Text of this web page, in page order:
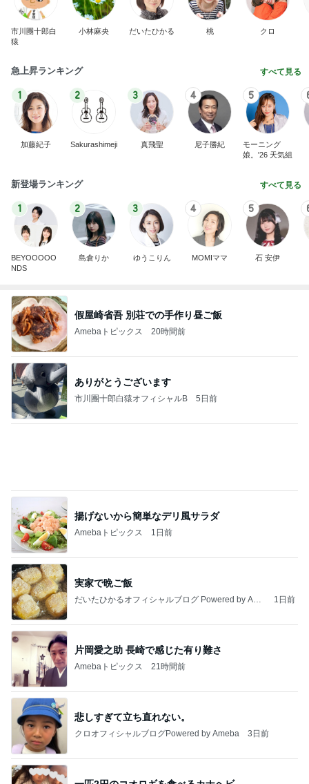
市川團十郎白
猿
小林麻央 だいたひかる 桃 クロ
急上昇ランキング すべて見る
1
加藤紀子
2
Sakurashimeji
3
真飛聖
4
尼子勝紀
5
モーニング
娘。'26 天気組
新登場ランキング すべて見る
1
BEYOOOOO
NDS
2
島倉りか
3
ゆうこりん
4
MOMIママ
5
石 安伊
假屋崎省吾 別荘での手作り昼ご飯
Amebaトピックス 20時間前
ありがとうございます
市川團十郎白猿オフィシャルB 5日前
揚げないから簡単なデリ風サラダ
Amebaトピックス 1日前
実家で晩ご飯
だいたひかるオフィシャルブログ Powered by Ame
1日前
片岡愛之助 長崎で感じた有り難さ
Amebaトピックス 21時間前
悲しすぎて立ち直れない。
クロオフィシャルブログPowered by Ameba 3日前